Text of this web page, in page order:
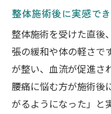
整体施術後に実感で
整体施術を受けた直後
張の緩和や体の軽さで
が整い、血流が促進さ
腰痛に悩む方が施術後
がるようになった」と